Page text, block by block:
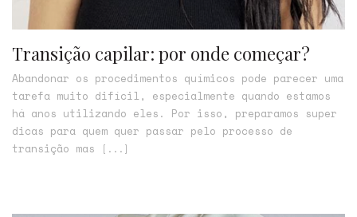
Transição capilar: por onde começar?
Abandonar os procedimentos químicos pode parecer uma
tarefa muito difícil, especialmente quando estamos
há anos utilizando eles. Por isso, preparamos super
dicas para quem quer passar pelo processo de
transição mas
[...]